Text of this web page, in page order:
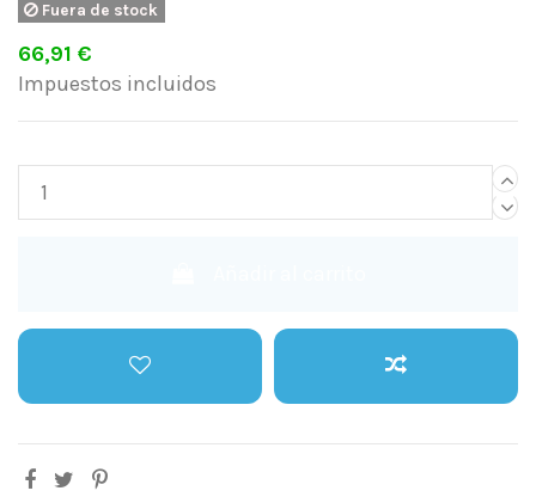
Fuera de stock
66,91 €
Impuestos incluidos